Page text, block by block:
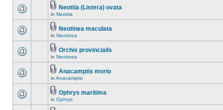
Neottia (Listera) ovata
in Neottia
Neotinea maculata
in Neotinea
Orchis provincialis
in Neotinea
Anacamptis morio
in Anacamptis
Ophrys maritima
in Ophrys